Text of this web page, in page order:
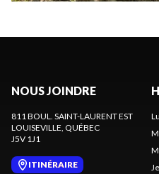
NOUS JOINDRE
811 BOUL. SAINT-LAURENT EST
LOUISEVILLE, QUÉBEC
J5V 1J1
ITINÉRAIRE